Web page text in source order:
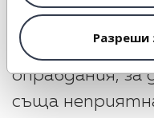
Разреши
Да не би само
оправдания, за
съща